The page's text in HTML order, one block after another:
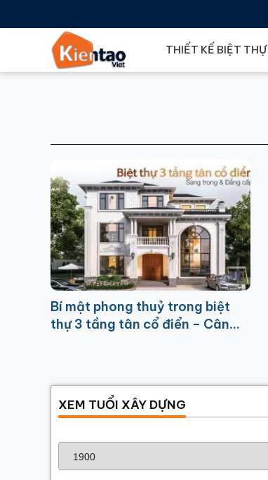
THIẾT KẾ BIỆT THỰ
Bí mật phong thuỷ trong biệt
thự 3 tầng tân cổ điển – Cân
XEM TUỔI XÂY DỰNG